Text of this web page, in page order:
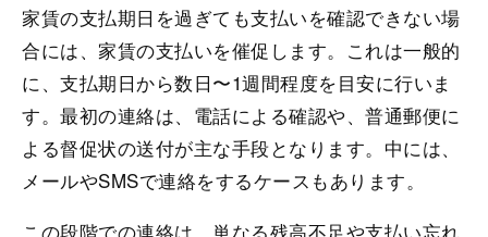
家賃の支払期日を過ぎても支払いを確認できない場
合には、家賃の支払いを催促します。これは一般的
に、支払期日から数日〜1週間程度を目安に行いま
す。最初の連絡は、電話による確認や、普通郵便に
よる督促状の送付が主な手段となります。中には、
メールやSMSで連絡をするケースもあります。
この段階での連絡は、単なる残高不足や支払い忘れ